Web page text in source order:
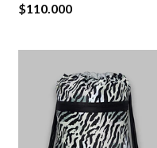
$110.000